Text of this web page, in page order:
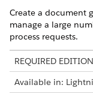
Create a document
manage a large
process requests.
REQUIRED
Available in: